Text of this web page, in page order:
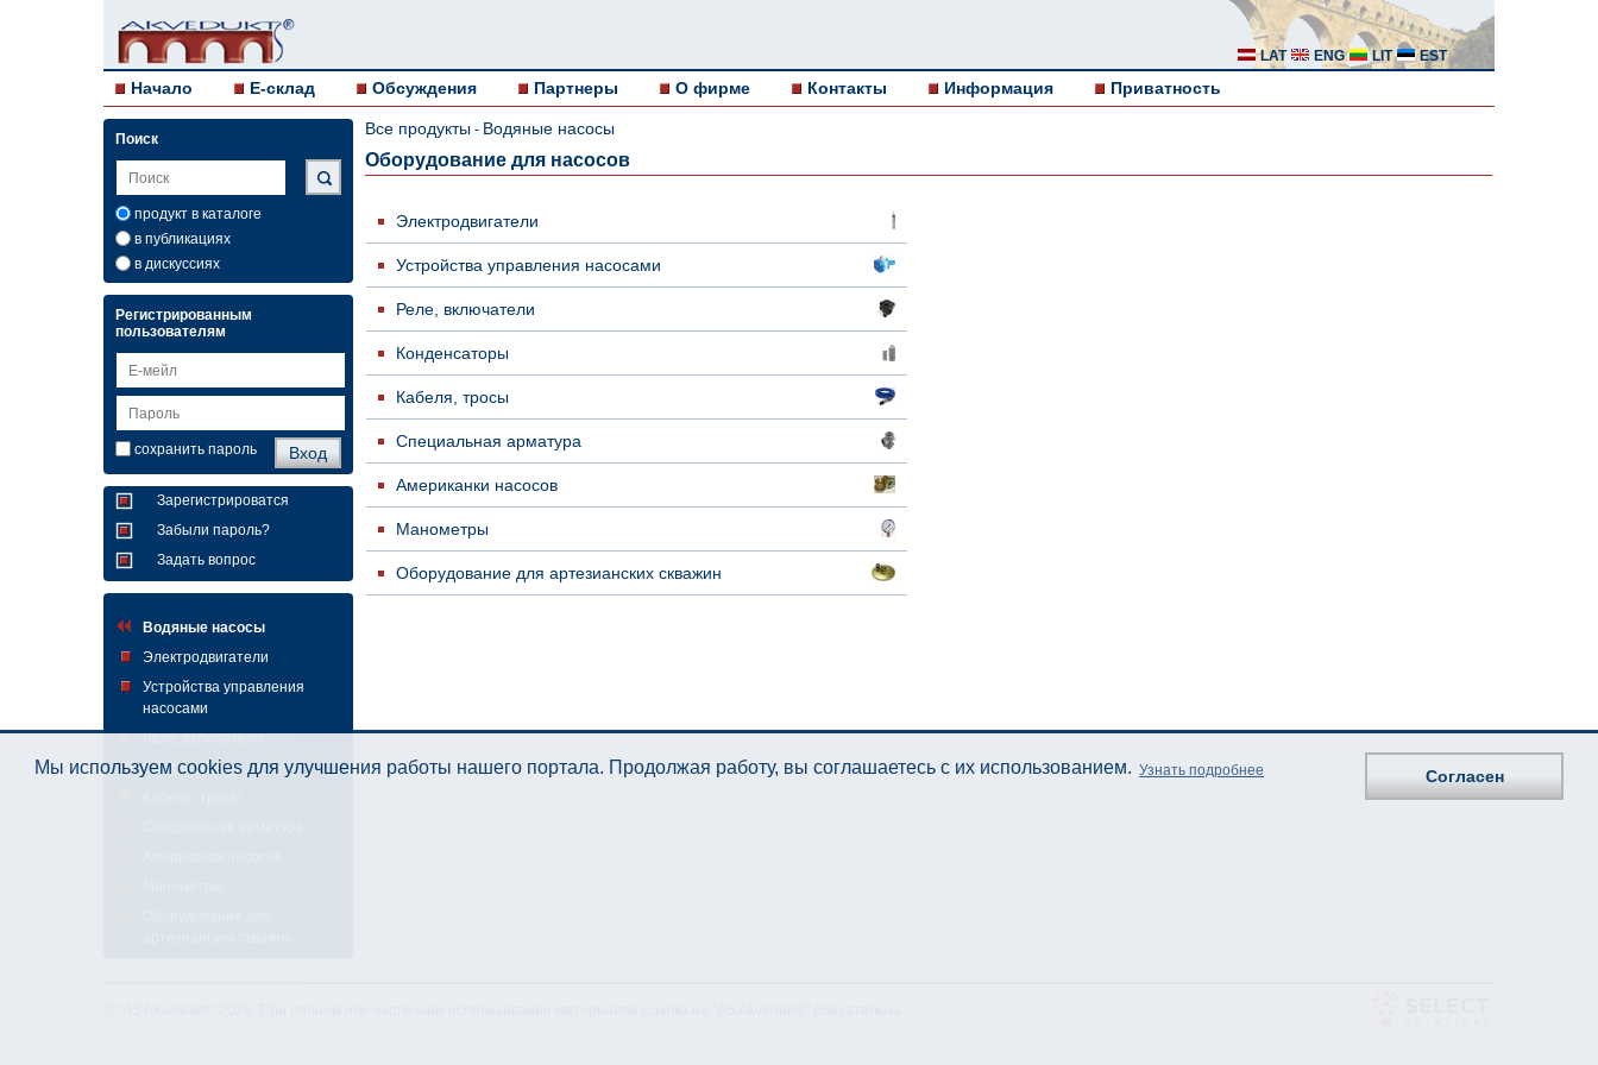
LAT ENG LIT EST
Начало E-склад Обсуждения Партнеры О фирме Контакты Информация Приватность
Поиск
продукт в каталоге
в публикациях
в дискуссиях
Регистрированным
пользователям
сохранить пароль
Зарегистрироватся
Забыли пароль?
Задать вопрос
Водяные насосы
Электродвигатели
Устройства управления
насосами
Реле, включатели
Конденсаторы
Все продукты - Водяные насосы
Оборудование для насосов
Электродвигатели
Устройства управления насосами
Реле, включатели
Конденсаторы
Кабеля, тросы
Специальная арматура
Американки насосов
Манометры
Оборудование для артезианских скважин
Мы используем cookies для улучшения работы нашего портала. Продолжая работу, вы соглашаетесь с их использованием. Узнать подробнее Согласен